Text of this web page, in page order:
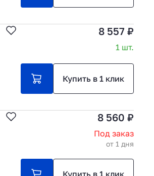
8 557 ₽
1 шт.
Купить в 1 клик
8 560 ₽
Под заказ
от 1 дня
Купить в 1 клик